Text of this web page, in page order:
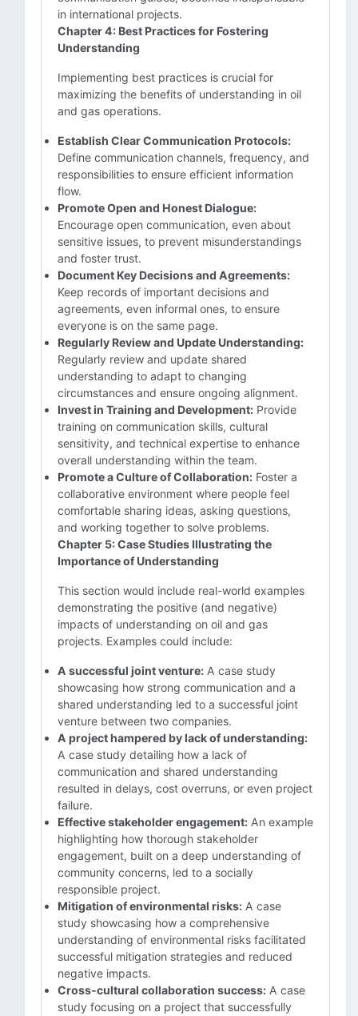
in international projects.
Chapter 4: Best Practices for Fostering
Understanding
Implementing best practices is crucial for
maximizing the benefits of understanding in oil
and gas operations.
Establish Clear Communication Protocols:
Define communication channels, frequency, and
responsibilities to ensure efficient information
flow.
Promote Open and Honest Dialogue:
Encourage open communication, even about
sensitive issues, to prevent misunderstandings
and foster trust.
Document Key Decisions and Agreements:
Keep records of important decisions and
agreements, even informal ones, to ensure
everyone is on the same page.
Regularly Review and Update Understanding:
Regularly review and update shared
understanding to adapt to changing
circumstances and ensure ongoing alignment.
Invest in Training and Development: Provide
training on communication skills, cultural
sensitivity, and technical expertise to enhance
overall understanding within the team.
Promote a Culture of Collaboration: Foster a
collaborative environment where people feel
comfortable sharing ideas, asking questions,
and working together to solve problems.
Chapter 5: Case Studies Illustrating the
Importance of Understanding
This section would include real-world examples
demonstrating the positive (and negative)
impacts of understanding on oil and gas
projects. Examples could include:
A successful joint venture: A case study
showcasing how strong communication and a
shared understanding led to a successful joint
venture between two companies.
A project hampered by lack of understanding:
A case study detailing how a lack of
communication and shared understanding
resulted in delays, cost overruns, or even project
failure.
Effective stakeholder engagement: An example
highlighting how thorough stakeholder
engagement, built on a deep understanding of
community concerns, led to a socially
responsible project.
Mitigation of environmental risks: A case
study showcasing how a comprehensive
understanding of environmental risks facilitated
successful mitigation strategies and reduced
negative impacts.
Cross-cultural collaboration success: A case
study focusing on a project that successfully